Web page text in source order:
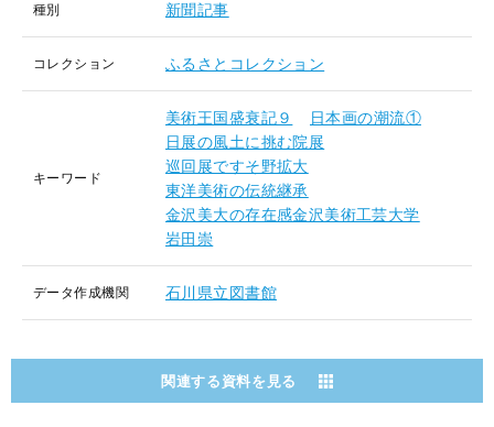
種別 新聞記事
コレクション ふるさとコレクション
キーワード
美術王国盛衰記９
日本画の潮流①
日展の風土に挑む院展
巡回展ですそ野拡大
東洋美術の伝統継承
金沢美大の存在感金沢美術工芸大学
岩田崇
データ作成機関 石川県立図書館
関連する資料を見る